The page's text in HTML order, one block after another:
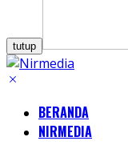
tutup
BERANDA
NIRMEDIA